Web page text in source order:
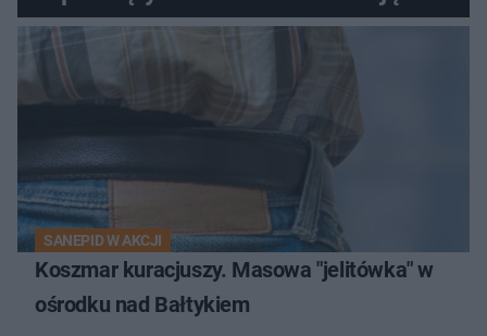
nagranie krąży po sieci
SANEPID W AKCJI
Koszmar kuracjuszy. Masowa "jelitówka" w
ośrodku nad Bałtykiem